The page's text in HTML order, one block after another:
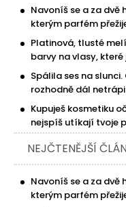
Navoníš se a za dvě
kterým parfém
Platinová, tlusté
barvy na vlasy,
Spálila ses na
rozhodně dál
Kupuješ kosmetiku
nejspíš utíkají tvoje
NEJČTENĚJŠÍ
Navoníš se a za dvě
kterým parfém